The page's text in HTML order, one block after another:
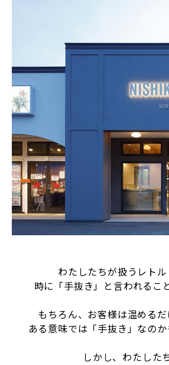
わたしたちが扱うレト
時に「手抜き」と言われるこ
もちろん、お客様は温めるだ
ある意味では「手抜き」なのか
しかし、わたした